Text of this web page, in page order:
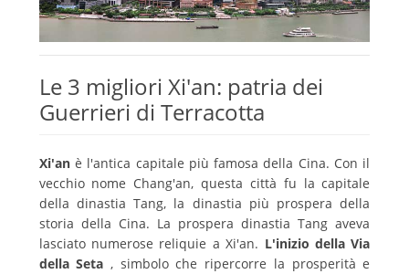
Le 3 migliori Xi'an: patria dei
Guerrieri di Terracotta
Xi'an è l'antica capitale più famosa della Cina. Con il
vecchio nome Chang'an, questa città fu la capitale
della dinastia Tang, la dinastia più prospera della
storia della Cina. La prospera dinastia Tang aveva
lasciato numerose reliquie a Xi'an. L'inizio della Via
della Seta , simbolo che ripercorre la prosperità e